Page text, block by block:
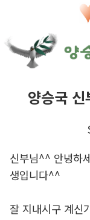
양승국
신부님^^ 안녕하
생입니다^^
잘 지내시구 계신